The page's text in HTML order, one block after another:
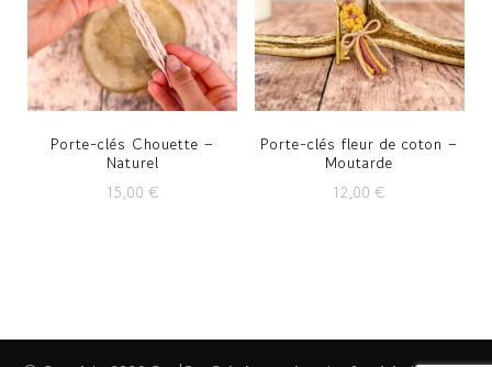
Porte-clés Chouette –
Naturel
15,00 €
Porte-clés fleur de coton –
Moutarde
12,00€